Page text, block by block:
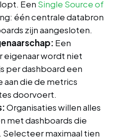
Een Single Source of
één centrale databron
zijn aangesloten.
Een
eigenaar wordt niet
per dashboard een
die de metrics
doorvoert.
Organisaties willen alles
met dashboards die
maximaal tien